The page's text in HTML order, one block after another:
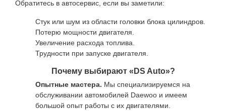
Обратитесь в автосервис, если вы заметили:
Стук или шум из области головки блока цилиндров.
Потерю мощности двигателя.
Увеличение расхода топлива.
Трудности при запуске двигателя.
Почему выбирают «DS Auto»?
Опытные мастера. Мы специализируемся на
обслуживании автомобилей Daewoo и имеем
большой опыт работы с их двигателями.